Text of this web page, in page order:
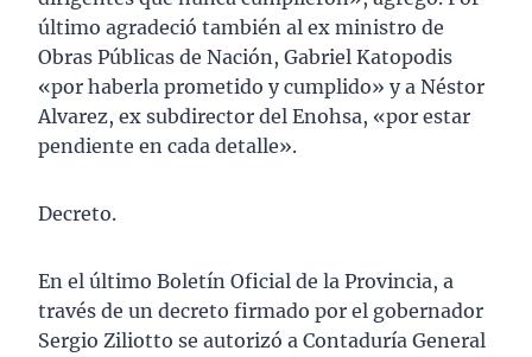
último agradeció también al ex ministro de
Obras Públicas de Nación, Gabriel Katopodis
«por haberla prometido y cumplido» y a Néstor
Alvarez, ex subdirector del Enohsa, «por estar
pendiente en cada detalle».
Decreto.
En el último Boletín Oficial de la Provincia, a
través de un decreto firmado por el gobernador
Sergio Ziliotto se autorizó a Contaduría General